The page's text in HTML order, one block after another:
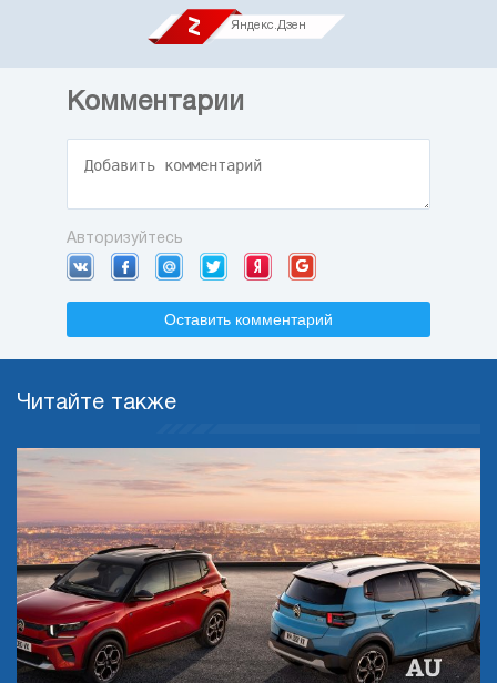
Яндекс.Дзен
Комментарии
Авторизуйтесь
Оставить комментарий
Читайте также